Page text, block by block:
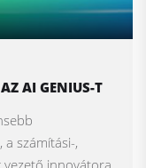
AI GENIUS-T
a számítási-,